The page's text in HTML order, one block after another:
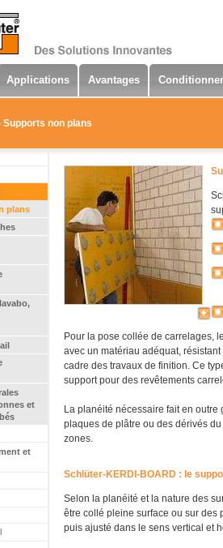
Applications Avantages
Supports non plans
Pour la pose collée de carrelages,
avec un matériau adéquat,
cadre des travaux de finition. Ce
support pour des revêtements
La planéité nécessaire fait en outre
plaques de plâtre ou des dérivés
zones.
Schlüter-KERDI-BOARD : le
Selon la planéité et la nature des
être collé pleine surface ou sur des
puis ajusté dans le sens vertical et
plans
et
et